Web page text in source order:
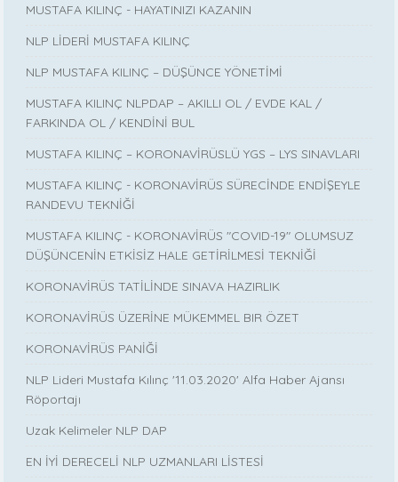
MUSTAFA KILINÇ - HAYATINIZI KAZANIN
NLP LİDERİ MUSTAFA KILINÇ
NLP MUSTAFA KILINÇ – DÜŞÜNCE YÖNETİMİ
MUSTAFA KILINÇ NLPDAP – AKILLI OL / EVDE KAL /
FARKINDA OL / KENDİNİ BUL
MUSTAFA KILINÇ – KORONAVİRÜSLÜ YGS – LYS SINAVLARI
MUSTAFA KILINÇ - KORONAVİRÜS SÜRECİNDE ENDİŞEYLE
RANDEVU TEKNİĞİ
MUSTAFA KILINÇ - KORONAVİRÜS "COVID-19" OLUMSUZ
DÜŞÜNCENİN ETKİSİZ HALE GETİRİLMESİ TEKNİĞİ
KORONAVİRÜS TATİLİNDE SINAVA HAZIRLIK
KORONAVİRÜS ÜZERİNE MÜKEMMEL BIR ÖZET
KORONAVİRÜS PANİĞİ
NLP Lideri Mustafa Kılınç '11.03.2020' Alfa Haber Ajansı
Röportajı
Uzak Kelimeler NLP DAP
EN İYİ DERECELİ NLP UZMANLARI LİSTESİ